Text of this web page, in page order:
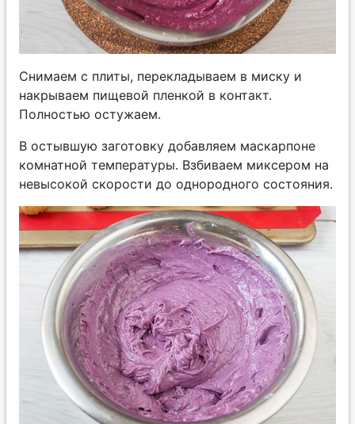
Снимаем с плиты, перекладываем в миску и
накрываем пищевой пленкой в контакт.
Полностью остужаем.
В остывшую заготовку добавляем маскарпоне
комнатной температуры. Взбиваем миксером на
невысокой скорости до однородного состояния.